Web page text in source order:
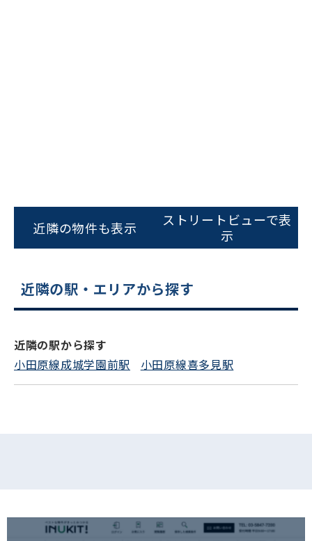
スムーズにご案内できます
0120-620-213
電話でお問い合わせ
近隣の物件も表示
ストリートビューで表
示
近隣の駅・エリアから探す
近隣の駅から探す
小田原線成城学園前駅
小田原線喜多見駅